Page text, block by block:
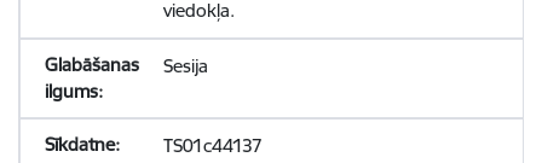
viedokļa.
Sesija
TS01c44137